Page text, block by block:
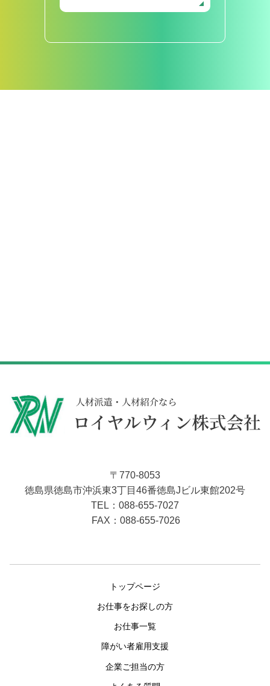
〒770-8053
徳島県徳島市沖浜東3丁目46番徳島Jビル東館202号
TEL：088-655-7027
FAX：088-655-7026
トップページ
お仕事をお探しの方
お仕事一覧
障がい者雇用支援
企業ご担当の方